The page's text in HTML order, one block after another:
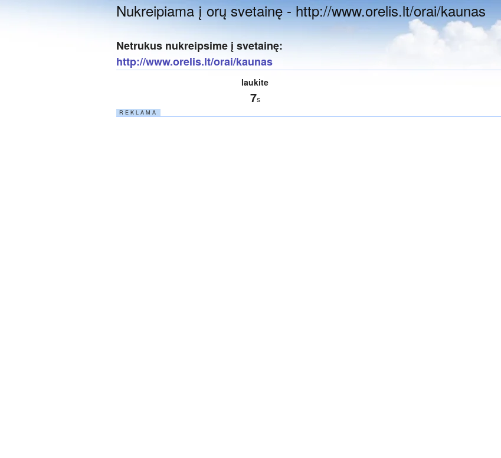
Nukreipiama į orų svetainę - http://www.orelis.lt/orai/kaunas
Netrukus nukreipsime į svetainę:
http://www.orelis.lt/orai/kaunas
laukite
6s
R E K L A M A